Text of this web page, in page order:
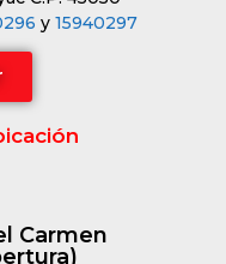
y 15940297
Carmen